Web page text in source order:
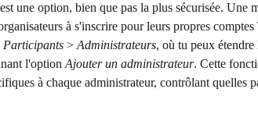
une option, bien que pas la plus sécurisée. Une
à s'inscrire pour leurs propres
Participants > Administrateurs, où tu peux
l'option Ajouter un administrateur. Cette
à chaque administrateur, contrôlant quelles